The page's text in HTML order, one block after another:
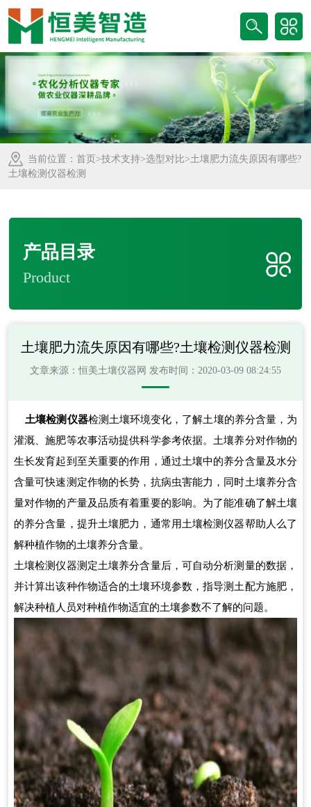
当前位置： 首页 >技术支持>选型对比>土壤肥力流失原因有哪些?
土壤检测仪器检测
产品目录
Product
土壤肥力流失原因有哪些?土壤检测仪器检测
文章来源：恒美土壤仪器网 发布时间：2020-03-09 08:24:55
土壤检测仪器检测土壤环境变化，了解土壤的养分含量，为
灌溉、施肥等农事活动提供科学参考依据。土壤养分对作物的
生长发育起到至关重要的作用，通过土壤中的养分含量及水分
含量可快速测定作物的长势，抗病虫害能力，同时土壤养分含
量对作物的产量及品质有着重要的影响。为了能准确了解土壤
的养分含量，提升土壤肥力，通常用土壤检测仪器帮助人么了
解种植作物的土壤养分含量。
土壤检测仪器测定土壤养分含量后，可自动分析测量的数据，
并计算出该种作物适合的土壤环境参数，指导测土配方施肥，
解决种植人员对种植作物适宜的土壤参数不了解的问题。